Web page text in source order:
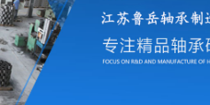
關(guān)于我
公司實(shí)景 軸承分類